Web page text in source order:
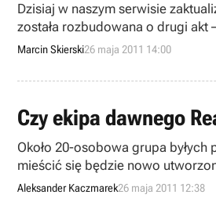
Dzisiaj w naszym serwisie
została rozbudowana o drugi akt
Marcin Skierski26 maja 2011 14:00
Czy ekipa dawnego
Około 20-osobowa grupa
mieścić się będzie nowo
MyWorld.
Aleksander Kaczmarek26 maja 2011 12:38